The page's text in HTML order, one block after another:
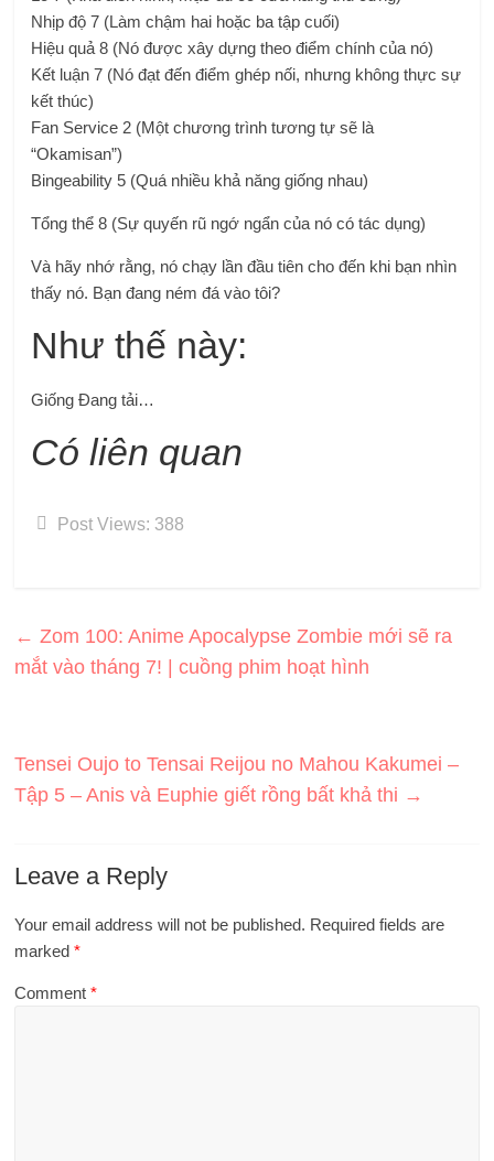
Nhịp độ 7 (Làm chậm hai hoặc ba tập cuối)
Hiệu quả 8 (Nó được xây dựng theo điểm chính của nó)
Kết luận 7 (Nó đạt đến điểm ghép nối, nhưng không thực sự
kết thúc)
Fan Service 2 (Một chương trình tương tự sẽ là
“Okamisan”)
Bingeability 5 (Quá nhiều khả năng giống nhau)
Tổng thể 8 (Sự quyến rũ ngớ ngẩn của nó có tác dụng)
Và hãy nhớ rằng, nó chạy lần đầu tiên cho đến khi bạn nhìn
thấy nó. Bạn đang ném đá vào tôi?
Như thế này:
Giống Đang tải…
Có liên quan
Post Views: 388
← Zom 100: Anime Apocalypse Zombie mới sẽ ra
mắt vào tháng 7! | cuồng phim hoạt hình
Tensei Oujo to Tensai Reijou no Mahou Kakumei –
Tập 5 – Anis và Euphie giết rồng bất khả thi →
Leave a Reply
Your email address will not be published. Required fields are
marked*
Comment*